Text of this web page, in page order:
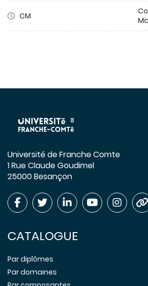
CM
Université de Franche Comte
1 Rue Claude Goudimel
25000 Besançon
CATALOGUE
Par diplômes
Par domaines